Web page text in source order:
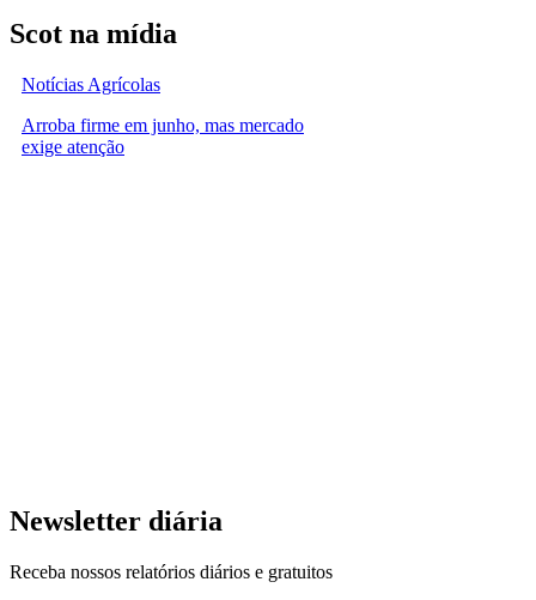
Scot na mídia
Notícias Agrícolas
Arroba firme em junho, mas mercado
exige atenção
Newsletter diária
Receba nossos relatórios diários e gratuitos